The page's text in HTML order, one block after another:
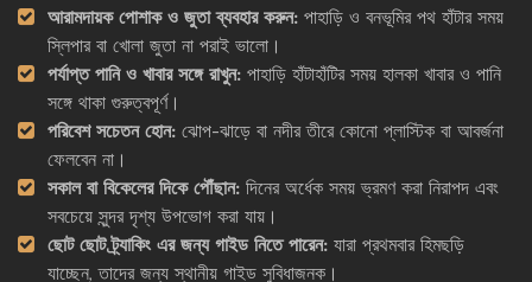
আরামদায়ক পোশাক ও জুতা ব্যবহার করুন: পাহাড়ি ও বনভূমির পথ হাঁটার সময়
স্লিপার বা খোলা জুতা না পরাই ভালো।
পর্যাপ্ত পানি ও খাবার সঙ্গে রাখুন: পাহাড়ি হাঁটাহাঁটির সময় হালকা খাবার ও পানি
সঙ্গে থাকা গুরুত্বপূর্ণ।
পরিবেশ সচেতন হোন: ঝোপ-ঝাড়ে বা নদীর তীরে কোনো প্লাস্টিক বা আবর্জনা
ফেলবেন না।
সকাল বা বিকেলের দিকে পৌঁছান: দিনের অর্ধেক সময় ভ্রমণ করা নিরাপদ এবং
সবচেয়ে সুন্দর দৃশ্য উপভোগ করা যায়।
ছোট ছোট ট্র্যাকিং এর জন্য গাইড নিতে পারেন: যারা প্রথমবার হিমছড়ি
যাচ্ছেন, তাদের জন্য স্থানীয় গাইড সুবিধাজনক।